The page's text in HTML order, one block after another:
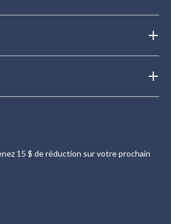
15 $ de réduction sur votre prochain